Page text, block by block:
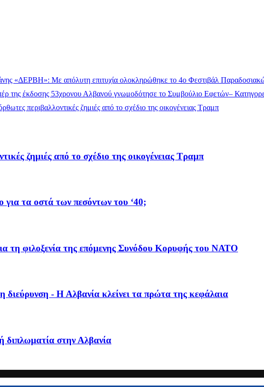
«ΔΕΡΒΗ»: Με απόλυτη επιτυχία ολοκληρώθηκε το 4ο Φεστιβάλ
της έκδοσης 53χρονου Αλβανού γνωμοδότησε το Συμβούλιο Εφετών–
περιβαλλοντικές ζημιές από το σχέδιο της οικογένειας Τραμπ
ζημιές από το σχέδιο της οικογένειας Τραμπ
για τα οστά των πεσόντων του ‘40;
τη φιλοξενία της επόμενης Συνόδου Κορυφής του ΝΑΤΟ
- Η Αλβανία κλείνει τα πρώτα της κεφάλαια
διπλωματία στην Αλβανία